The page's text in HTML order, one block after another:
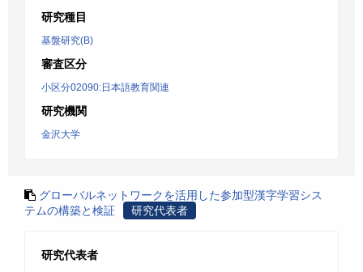
研究種目
基盤研究(B)
審査区分
小区分02090:日本語教育関連
研究機関
金沢大学
グローバルネットワークを活用した参加型漢字学習シス
テムの構築と検証
研究代表者
研究代表者